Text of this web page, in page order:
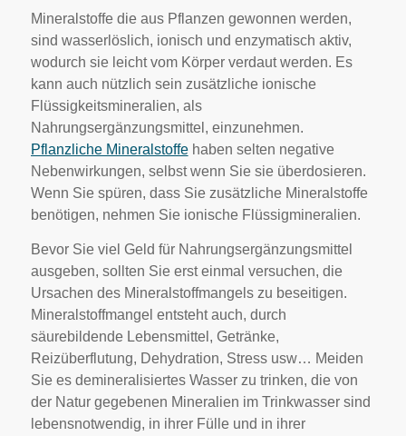
Mineralstoffe die aus Pflanzen gewonnen werden,
sind wasserlöslich, ionisch und enzymatisch aktiv,
wodurch sie leicht vom Körper verdaut werden. Es
kann auch nützlich sein zusätzliche ionische
Flüssigkeitsmineralien, als
Nahrungsergänzungsmittel, einzunehmen.
Pflanzliche Mineralstoffehaben selten negative
Nebenwirkungen, selbst wenn Sie sie überdosieren.
Wenn Sie spüren, dass Sie zusätzliche Mineralstoffe
benötigen, nehmen Sie ionische Flüssigmineralien.
Bevor Sie viel Geld für Nahrungsergänzungsmittel
ausgeben, sollten Sie erst einmal versuchen, die
Ursachen des Mineralstoffmangels zu beseitigen.
Mineralstoffmangel entsteht auch, durch
säurebildende Lebensmittel, Getränke,
Reizüberflutung, Dehydration, Stress usw… Meiden
Sie es demineralisiertes Wasser zu trinken, die von
der Natur gegebenen Mineralien im Trinkwasser sind
lebensnotwendig, in ihrer Fülle und in ihrer